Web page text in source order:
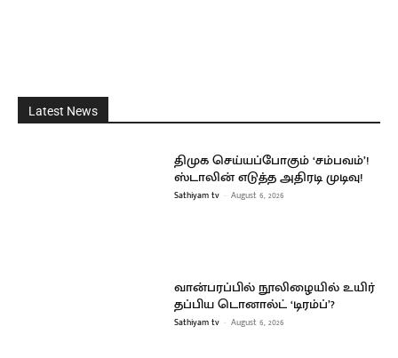
Latest News
திமுக செய்யப்போகும் ‘சம்பவம்’!
ஸ்டாலின் எடுத்த அதிரடி முடிவு!
Sathiyam tv - August 6, 2026
வான்பரப்பில் நூலிழையில் உயிர்
தப்பிய டொனால்ட் ‘டிரம்ப்’?
Sathiyam tv - August 6, 2026